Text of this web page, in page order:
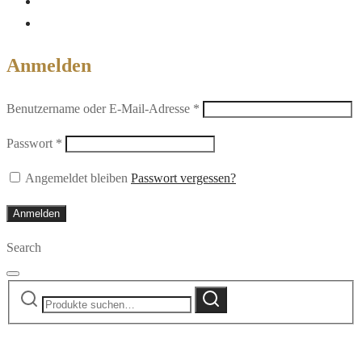
Anmelden
Benutzername oder E-Mail-Adresse *
Passwort *
Angemeldet bleiben Passwort vergessen?
Anmelden
Search
Suche
Suche